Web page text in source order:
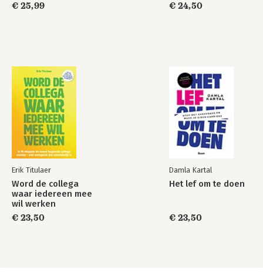
€ 25,99
€ 24,50
Erik Titulaer
Word de collega
waar iedereen mee
wil werken
€ 23,50
Damla Kartal
Het lef om te doen
€ 23,50